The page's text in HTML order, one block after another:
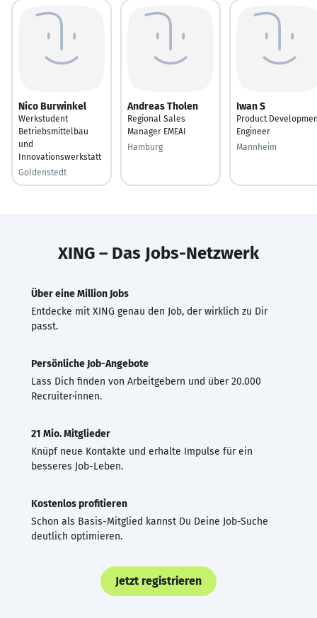
Nico Burwinkel
Werkstudent
Betriebsmittelbau
und
Innovationswerkstatt
Goldenstedt
Andreas Tholen
Regional Sales
Manager EMEAI
Hamburg
Iwan S
Product
Engineer
Mannheim
XING – Das Jobs-Netzwerk
Über eine Million Jobs
Entdecke mit XING genau den Job, der wirklich zu Dir
passt.
Persönliche Job-Angebote
Lass Dich finden von Arbeitgebern und über 20.000
Recruiter·innen.
21 Mio. Mitglieder
Knüpf neue Kontakte und erhalte Impulse für ein
besseres Job-Leben.
Kostenlos profitieren
Schon als Basis-Mitglied kannst Du Deine Job-Suche
deutlich optimieren.
Jetzt registrieren